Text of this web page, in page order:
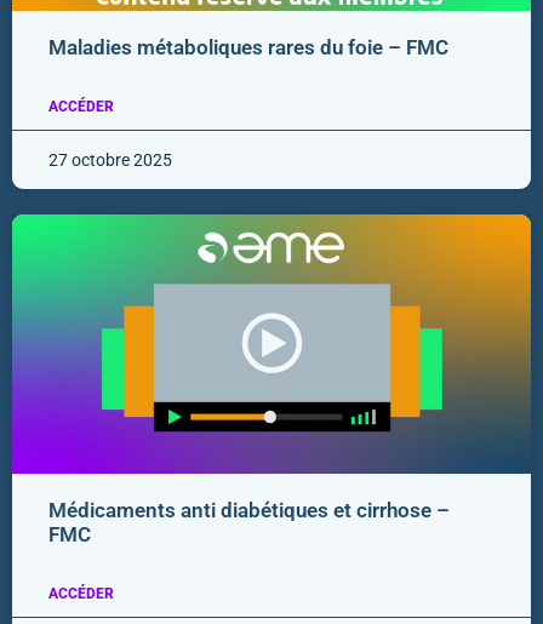
Maladies métaboliques rares du foie – FMC
ACCÉDER
27 octobre 2025
Médicaments anti diabétiques et cirrhose –
FMC
ACCÉDER